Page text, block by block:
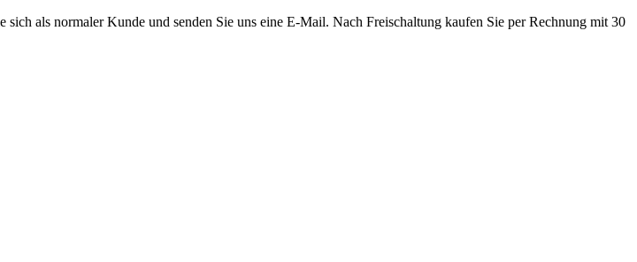
als normaler Kunde und senden Sie uns eine E-Mail. Nach Freischaltung kaufen Sie per Rechnung mit 30